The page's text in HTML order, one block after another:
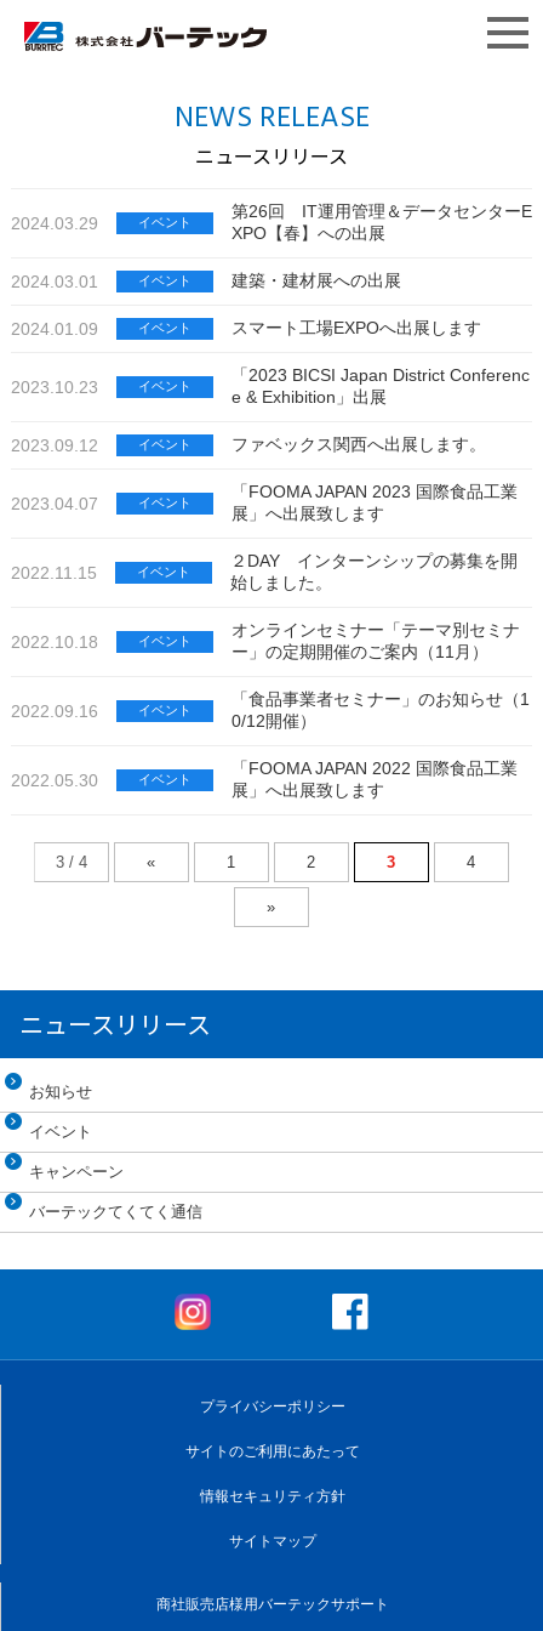
NEWS RELEASE
ニュースリリース
2024.03.29 イベント
第26回 IT運用管理＆データセンターE
XPO【春】への出展
2024.03.01 イベント 建築・建材展への出展
2024.01.09 イベント スマート工場EXPOへ出展します
2023.10.23 イベント
「2023 BICSI Japan District Conferenc
e & Exhibition」出展
2023.09.12 イベント ファベックス関西へ出展します。
2023.04.07 イベント
「FOOMA JAPAN 2023 国際食品工業
展」へ出展致します
2022.11.15 イベント
２DAY インターンシップの募集を開
始しました。
2022.10.18 イベント
オンラインセミナー「テーマ別セミナ
ー」の定期開催のご案内（11月）
2022.09.16 イベント
「食品事業者セミナー」のお知らせ（1
0/12開催）
2022.05.30 イベント
「FOOMA JAPAN 2022 国際食品工業
展」へ出展致します
3 / 4 « 1 2 3 4
»
ニュースリリース
お知らせ
イベント
キャンペーン
バーテックてくてく通信
プライバシーポリシー
サイトのご利用にあたって
情報セキュリティ方針
サイトマップ
商社販売店様用バーテックサポート